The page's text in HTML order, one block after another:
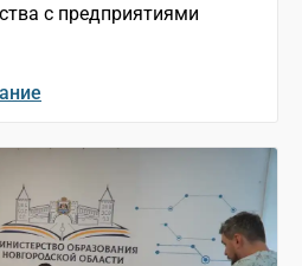
с предприятиями